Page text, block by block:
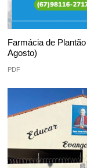
Farmácia de
Agosto)
PDF